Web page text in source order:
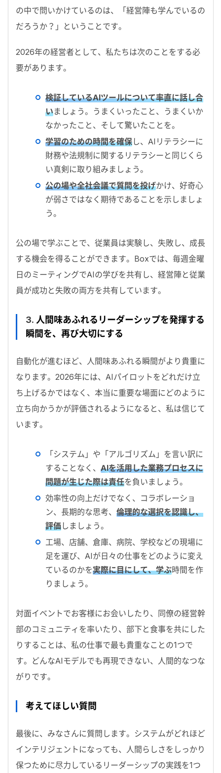
の中で問いかけているのは、「経営陣も学んでいるの
だろうか？」ということです。
2026年の経営者として、私たちは次のことをする必
要があります。
検証しているAIツールについて率直に話し合
いましょう。うまくいったこと、うまくいか
なかったこと、そして驚いたことを。
学習のための時間を確保し、 AI リテラシーに
財務や法規制に関するリテラシーと同じくら
い真剣に取り組みましょう。
公の場や全社会議で質問を投げかけ、好奇心
が弱さではなく期待であることを示しましょ
う。
公の場で学ぶことで、従業員は実験し、失敗し、成長
する機会を得ることができます。 Boxでは、毎週金曜
日のミーティングでAIの学びを共有し、経営陣と従業
員が成功と失敗の両方を共有しています。
3. 人間味あふれるリーダーシップを発揮する
瞬間を、再び大切にする
自動化が進むほど、人間味あふれる瞬間がより貴重に
なります。 2026年には、AIパイロットをどれだけ立
ち上げるかではなく、本当に重要な場面にどのように
立ち向かうかが評価されるようになると、私は信じて
います。
「システム」や「アルゴリズム」を言い訳に
することなく、 AIを活用した業務プロセスに
問題が生じた際は責任を負いましょう。
効率性の向上だけでなく、コラボレーショ
ン、長期的な思考、 倫理的な選択を認識し、
評価しましょう。
工場、店舗、倉庫、病院、学校などの現場に
足を運び、 AIが日々の仕事をどのように変え
ているのかを実際に目にして、学ぶ時間を作
りましょう。
対面イベントでお客様にお会いしたり、同僚の経営幹
部のコミュニティを率いたり、部下と食事を共にした
りすることは、私の仕事で最も貴重なことの1つで
す。どんなAIモデルでも再現できない、人間的なつな
がりです。
考えてほしい質問
最後に、みなさんに質問します。システムがどれほど
インテリジェントになっても、人間らしさをしっかり
保つために尽力しているリーダーシップの実践を1つ